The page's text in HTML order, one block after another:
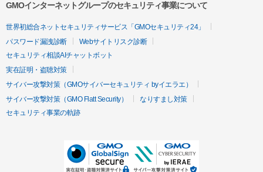
GMOインターネットグループのセキュリティ事業について
世界初総合ネットセキュリティサービス「GMOセキュリティ24」
パスワード漏洩診断
Webサイトリスク診断
セキュリティ相談AIチャットボット
実在証明・盗聴対策
サイバー攻撃対策（GMOサイバーセキュリティ byイエラエ）
サイバー攻撃対策（GMO Flatt Security）
なりすまし対策
セキュリティ事業の軌跡